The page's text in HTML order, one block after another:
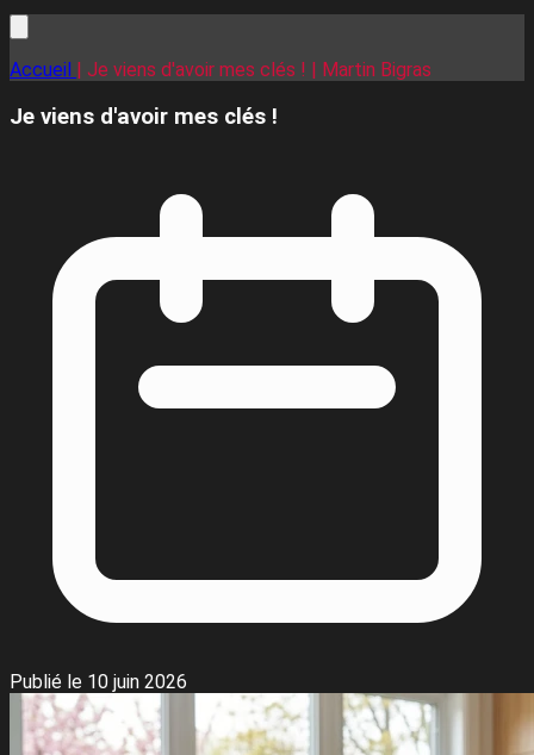
Accueil | Je viens d'avoir mes clés ! | Martin Bigras
Je viens d'avoir mes clés !
Publié le 10 juin 2026